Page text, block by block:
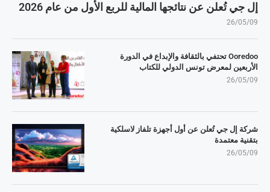
إل جي تُعلن عن نتائجها المالية للربع الأول من عام 2026
26/05/09
Ooredoo تحتفي بالثقافة والإبداع في الدورة
الأربعين لمعرض تونس الدولي للكتاب
26/05/09
شركة إل جي تُعلن عن أول أجهزة تلفاز لاسلكية
بتقنية معتمدة
26/05/09